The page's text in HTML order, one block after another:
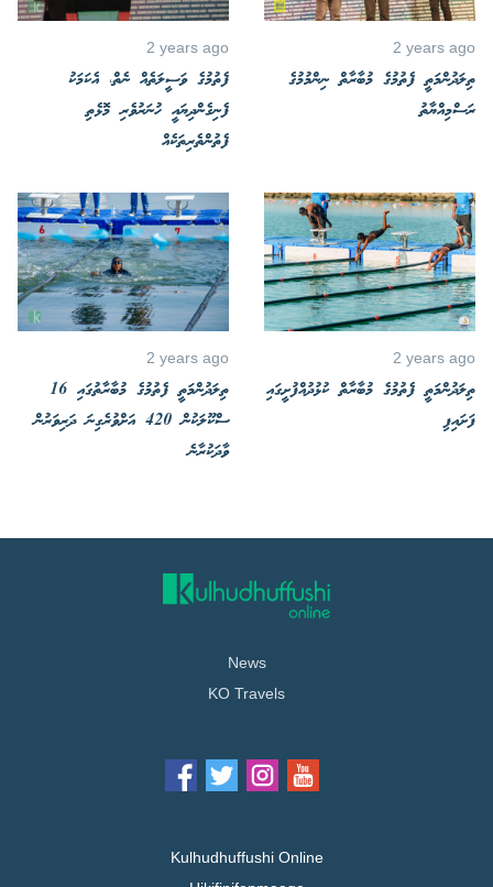
2 years ago
ތިލަދުންމަތީ ފެތުމުގެ މުބާރާތް ނިންމުމުގެ
ރަސްމިއްޔާތު
2 years ago
ފެތުމުގެ ވަސީލަތެއް ނެތް، އެކަމަކު
ފެނިގެންދިޔައީ ހުނަރުވެރި މޮޅެތި
ފެތުންތެރިތަކެއް
2 years ago
ތިލަދުންމަތީ ފެތުމުގެ މުބާރާތް ކުޅުދުއްފުށީގައި
ފަށައިފި
2 years ago
ތިލަދުންމަތީ ފެތުމުގެ މުބާރާތުގައި 16
ސްކޫލަކުން 420 އަށްވުރެގިނަ ދަރިވަރުން
ވާދަކުރާނެ
News
KO Travels
Kulhudhuffushi Online